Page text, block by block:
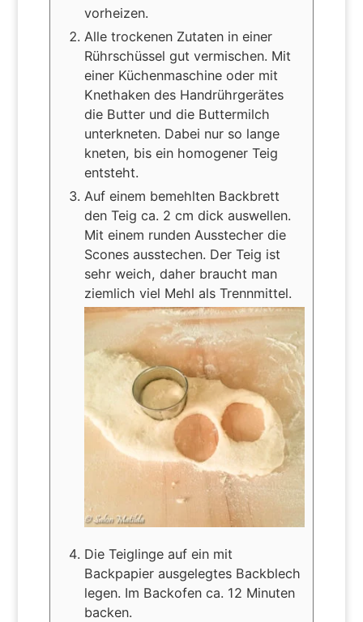
vorheizen.
Alle trockenen Zutaten in einer
Rührschüssel gut vermischen. Mit
einer Küchenmaschine oder mit
Knethaken des Handrührgerätes
die Butter und die Buttermilch
unterkneten. Dabei nur so lange
kneten, bis ein homogener Teig
entsteht.
Auf einem bemehlten Backbrett
den Teig ca. 2 cm dick auswellen.
Mit einem runden Ausstecher die
Scones ausstechen. Der Teig ist
sehr weich, daher braucht man
ziemlich viel Mehl als Trennmittel.
Die Teiglinge auf ein mit
Backpapier ausgelegtes Backblech
legen. Im Backofen ca. 12 Minuten
backen.